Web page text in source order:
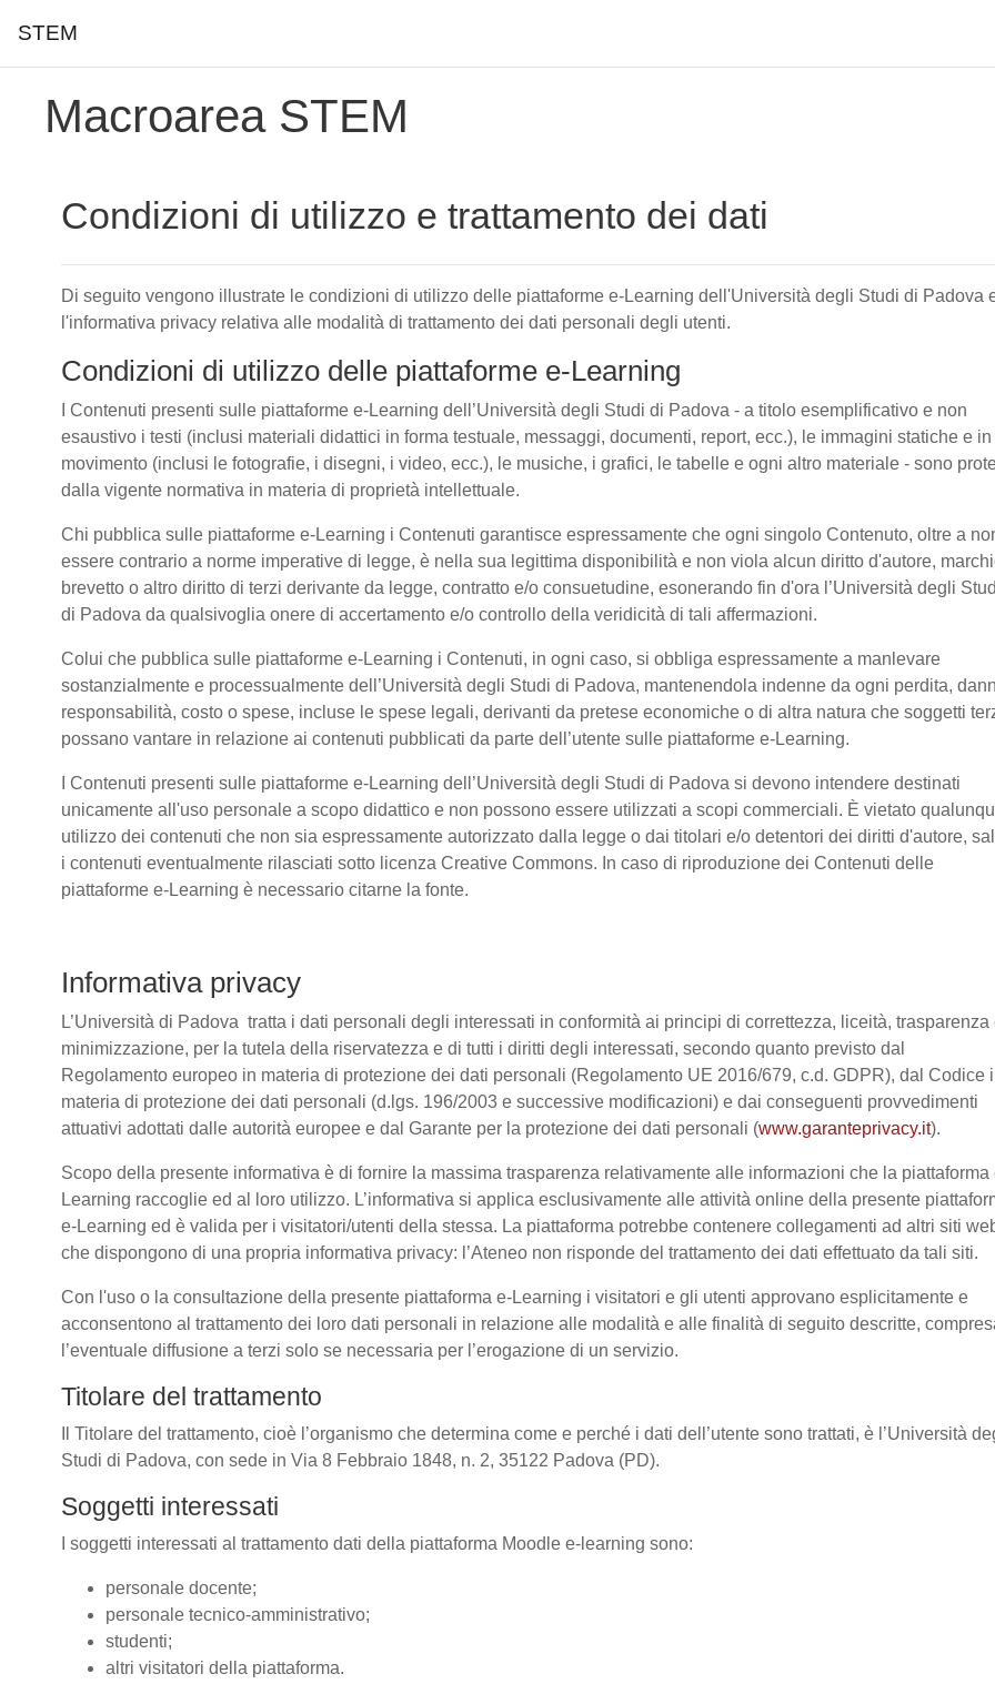
STEM
Macroarea STEM
Condizioni di utilizzo e trattamento dei dati
Di seguito vengono illustrate le condizioni di utilizzo delle piattaforme e-Learning dell'Università degli Studi di Padova
l'informativa privacy relativa alle modalità di trattamento dei dati personali degli utenti.
Condizioni di utilizzo delle piattaforme e-Learning
I Contenuti presenti sulle piattaforme e-Learning dell’Università degli Studi di Padova - a titolo esemplificativo e non
esaustivo i testi (inclusi materiali didattici in forma testuale, messaggi, documenti, report, ecc.), le immagini statiche e in
movimento (inclusi le fotografie, i disegni, i video, ecc.), le musiche, i grafici, le tabelle e ogni altro materiale - sono
dalla vigente normativa in materia di proprietà intellettuale.
Chi pubblica sulle piattaforme e-Learning i Contenuti garantisce espressamente che ogni singolo Contenuto, oltre a
essere contrario a norme imperative di legge, è nella sua legittima disponibilità e non viola alcun diritto d'autore,
brevetto o altro diritto di terzi derivante da legge, contratto e/o consuetudine, esonerando fin d'ora l’Università degli
di Padova da qualsivoglia onere di accertamento e/o controllo della veridicità di tali affermazioni.
Colui che pubblica sulle piattaforme e-Learning i Contenuti, in ogni caso, si obbliga espressamente a manlevare
sostanzialmente e processualmente dell’Università degli Studi di Padova, mantenendola indenne da ogni perdita,
responsabilità, costo o spese, incluse le spese legali, derivanti da pretese economiche o di altra natura che soggetti
possano vantare in relazione ai contenuti pubblicati da parte dell’utente sulle piattaforme e-Learning.
I Contenuti presenti sulle piattaforme e-Learning dell’Università degli Studi di Padova si devono intendere destinati
unicamente all'uso personale a scopo didattico e non possono essere utilizzati a scopi commerciali. È vietato
utilizzo dei contenuti che non sia espressamente autorizzato dalla legge o dai titolari e/o detentori dei diritti d'autore,
i contenuti eventualmente rilasciati sotto licenza Creative Commons. In caso di riproduzione dei Contenuti delle
piattaforme e-Learning è necessario citarne la fonte.
Informativa privacy
L’Università di Padova tratta i dati personali degli interessati in conformità ai principi di correttezza, liceità, trasparenza
minimizzazione, per la tutela della riservatezza e di tutti i diritti degli interessati, secondo quanto previsto dal
Regolamento europeo in materia di protezione dei dati personali (Regolamento UE 2016/679, c.d. GDPR), dal Codice
materia di protezione dei dati personali (d.lgs. 196/2003 e successive modificazioni) e dai conseguenti provvedimenti
attuativi adottati dalle autorità europee e dal Garante per la protezione dei dati personali (www.garanteprivacy.it).
Scopo della presente informativa è di fornire la massima trasparenza relativamente alle informazioni che la piattaforma
Learning raccoglie ed al loro utilizzo. L’informativa si applica esclusivamente alle attività online della presente
e-Learning ed è valida per i visitatori/utenti della stessa. La piattaforma potrebbe contenere collegamenti ad altri siti
che dispongono di una propria informativa privacy: l’Ateneo non risponde del trattamento dei dati effettuato da tali siti.
Con l'uso o la consultazione della presente piattaforma e-Learning i visitatori e gli utenti approvano esplicitamente e
acconsentono al trattamento dei loro dati personali in relazione alle modalità e alle finalità di seguito descritte,
l’eventuale diffusione a terzi solo se necessaria per l’erogazione di un servizio.
Titolare del trattamento
Il Titolare del trattamento, cioè l’organismo che determina come e perché i dati dell’utente sono trattati, è l’Università
Studi di Padova, con sede in Via 8 Febbraio 1848, n. 2, 35122 Padova (PD).
Soggetti interessati
I soggetti interessati al trattamento dati della piattaforma Moodle e-learning sono:
personale docente;
personale tecnico-amministrativo;
studenti;
altri visitatori della piattaforma.